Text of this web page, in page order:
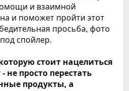
и взаимной
и поможет пройти этот
просьба, фото
спойлер.
стоит нацелиться
просто перестать
продукты, а